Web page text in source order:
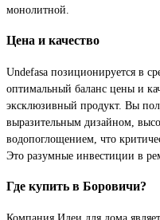
монолитной.
Цена и качество
Undefasa позиционируется в
оптимальный баланс цены и
эксклюзивный продукт. Вы
выразительным дизайном,
водопоглощением, что
Это разумные инвестиции в
Где купить в Боровичи?
Компания Идеи для дома